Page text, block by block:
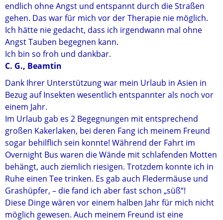
endlich ohne Angst und entspannt durch die Straßen
gehen. Das war für mich vor der Therapie nie möglich.
Ich hätte nie gedacht, dass ich irgendwann mal ohne
Angst Tauben begegnen kann.
Ich bin so froh und dankbar.
C. G., Beamtin
Dank Ihrer Unterstützung war mein Urlaub in Asien in
Bezug auf Insekten wesentlich entspannter als noch vor
einem Jahr.
Im Urlaub gab es 2 Begegnungen mit entsprechend
großen Kakerlaken, bei deren Fang ich meinem Freund
sogar behilflich sein konnte! Während der Fahrt im
Overnight Bus waren die Wände mit schlafenden Motten
behängt, auch ziemlich riesigen. Trotzdem konnte ich in
Ruhe einen Tee trinken. Es gab auch Fledermäuse und
Grashüpfer, – die fand ich aber fast schon „süß“!
Diese Dinge wären vor einem halben Jahr für mich nicht
möglich gewesen. Auch meinem Freund ist eine